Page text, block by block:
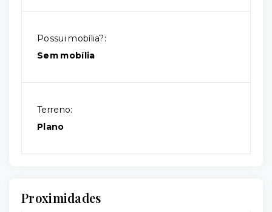
Possui mobília?:
Sem mobília
Terreno:
Plano
Proximidades